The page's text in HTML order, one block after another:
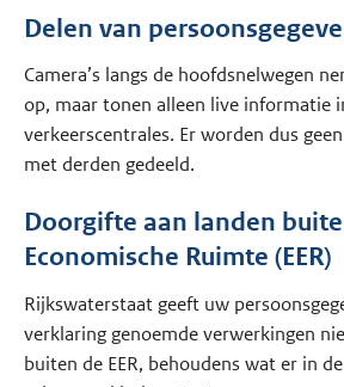
Delen van
Camera’s langs de hoofdsnelwegen
op, maar tonen alleen live informatie
verkeerscentrales. Er worden dus
met derden gedeeld.
Doorgifte aan landen
Economische Ruimte (EER)
Rijkswaterstaat geeft uw
verklaring genoemde verwerkingen
buiten de EER, behoudens wat er in